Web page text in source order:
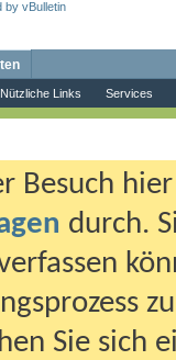
Nützliche Links Services
Besuch
durch.
Sie sich